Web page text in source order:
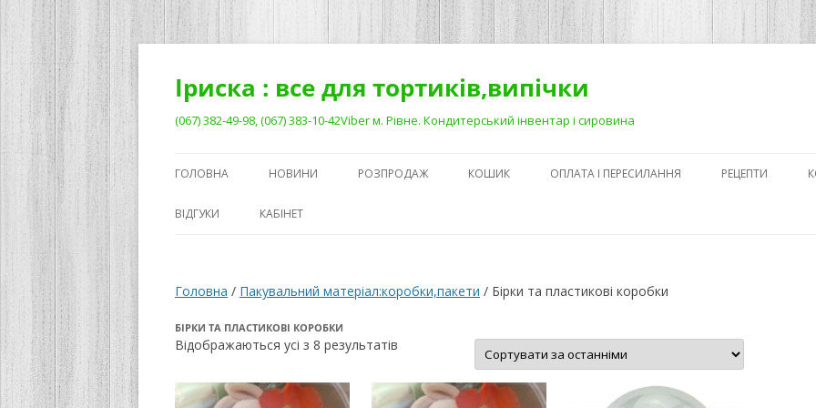
Перейти
Іриска : все для тортиків,випічки
(067) 382-49-98, (067) 383-10-42Viber м. Рівне. Кондитерський інвентар і сировина
ГОЛОВНА НОВИНИ РОЗПРОДАЖ КОШИК ОПЛАТА І ПЕРЕСИЛАННЯ РЕЦЕПТИ
АБО ЯК
ПЕРШІ КРОКИ В
ВІДГУКИ КАБІНЕТ
Головна / Пакувальний матеріал:коробки,пакети / Бірки та пластикові коробки
БІРКИ ТА ПЛАСТИКОВІ КОРОБКИ
Відображаються усі з 8 результатів